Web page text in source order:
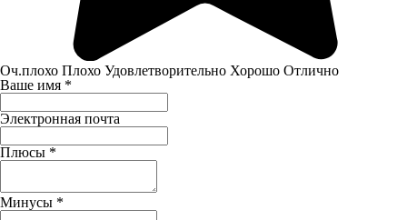
Оч.плохо Плохо Удовлетворительно Хорошо Отлично
Ваше имя *
Электронная почта
Плюсы *
Минусы *